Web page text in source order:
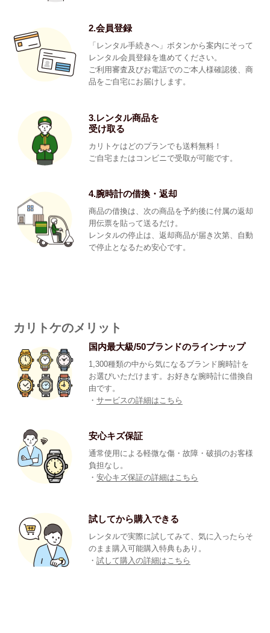
2.会員登録
「レンタル手続きへ」ボタンから案内にそって
レンタル会員登録を進めてください。
ご利用審査及びお電話でのご本人様確認後、商
品をご自宅にお届けします。
3.レンタル商品を
受け取る
カリトケはどのプランでも送料無料！
ご自宅またはコンビニで受取が可能です。
4.腕時計の借換・返却
商品の借換は、次の商品を予約後に付属の返却
用伝票を貼って送るだけ。
レンタルの停止は、返却商品が届き次第、自動
で停止となるため安心です。
カリトケのメリット
国内最大級/50ブランドのラインナップ
1,300種類の中から気になるブランド腕時計を
お選びいただけます。お好きな腕時計に借換自
由です。
・サービスの詳細はこちら
安心キズ保証
通常使用による軽微な傷・故障・破損のお客様
負担なし。
・安心キズ保証の詳細はこちら
試してから購入できる
レンタルで実際に試してみて、気に入ったらそ
のまま購入可能購入特典もあり。
・試して購入の詳細はこちら